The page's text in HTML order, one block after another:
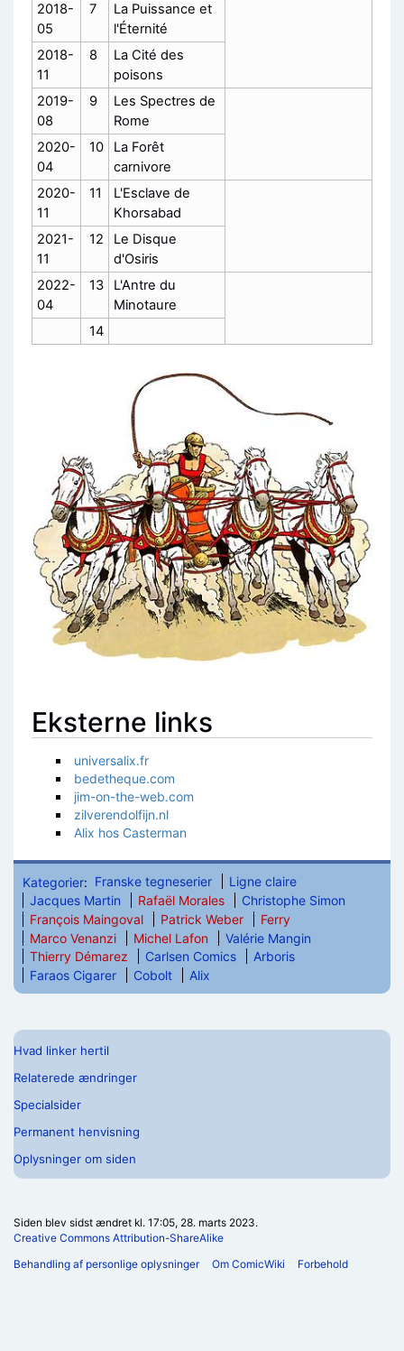
2018-
05
7
La Puissance et
l'Éternité
2018-
11
8
La Cité des
poisons
2019-
08
9
Les Spectres de
Rome
2020-
04
10
La Forêt
carnivore
2020-
11
11
L'Esclave de
Khorsabad
2021-
11
12
Le Disque
d'Osiris
2022-
04
13
L'Antre du
Minotaure
14
Eksterne links
universalix.fr
bedetheque.com
jim-on-the-web.com
zilverendolfijn.nl
Alix hos Casterman
Kategorier: Franske tegneserier
Ligne claire
Jacques Martin
Rafaël Morales
Christophe Simon
François Maingoval
Patrick Weber
Ferry
Marco Venanzi
Michel Lafon
Valérie Mangin
Thierry Démarez
Carlsen Comics
Arboris
Faraos Cigarer
Cobolt Alix
Hvad linker hertil
Relaterede ændringer
Specialsider
Permanent henvisning
Oplysninger om siden
Siden blev sidst ændret kl. 17:05, 28. marts 2023.
Creative Commons Attribution-ShareAlike
Behandling af personlige oplysninger
Om ComicWiki Forbehold